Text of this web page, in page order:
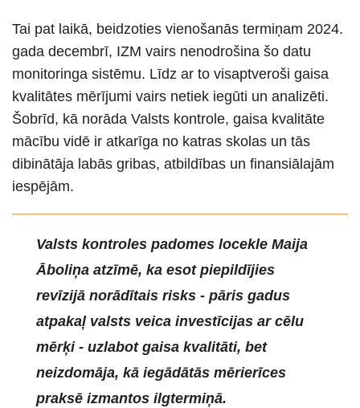
Tai pat laikā, beidzoties vienošanās termiņam 2024.
gada decembrī, IZM vairs nenodrošina šo datu
monitoringa sistēmu. Līdz ar to visaptveroši gaisa
kvalitātes mērījumi vairs netiek iegūti un analizēti.
Šobrīd, kā norāda Valsts kontrole, gaisa kvalitāte
mācību vidē ir atkarīga no katras skolas un tās
dibinātāja labās gribas, atbildības un finansiālajām
iespējām.
Valsts kontroles padomes locekle Maija
Āboliņa atzīmē, ka esot piepildījies
revīzijā norādītais risks - pāris gadus
atpakaļ valsts veica investīcijas ar cēlu
mērķi - uzlabot gaisa kvalitāti, bet
neizdomāja, kā iegādātās mērierīces
praksē izmantos ilgtermiņā.